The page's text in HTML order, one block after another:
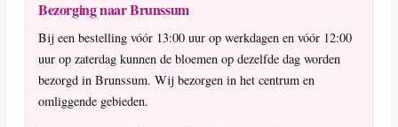
Bezorging naar Brunssum
Bij een bestelling vóór 13:00 uur op werkdagen en vóór 12:00
uur op zaterdag kunnen de bloemen op dezelfde dag worden
bezorgd in Brunssum. Wij bezorgen in het centrum en
omliggende gebieden.